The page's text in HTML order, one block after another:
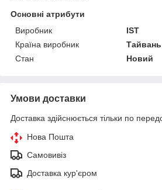
Основні атрибути
Виробник
IST
Країна виробник
Тайвань
Стан
Новий
Умови доставки
Доставка здійснюється тільки по
Нова Пошта
Самовивіз
Доставка кур'єром